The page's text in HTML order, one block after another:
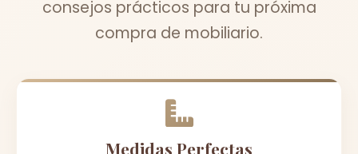
consejos prácticos para tu próxima
compra de mobiliario.
Medidas Perfectas